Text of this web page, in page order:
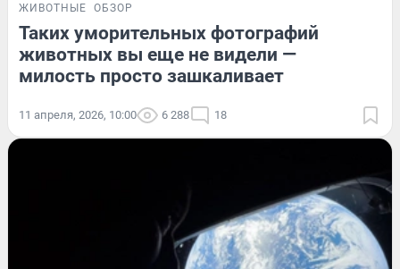
ЖИВОТНЫЕ ОБЗОР
Таких уморительных фотографий
животных вы еще не видели —
милость просто зашкаливает
11 апреля, 2026, 10:00 6 288 18